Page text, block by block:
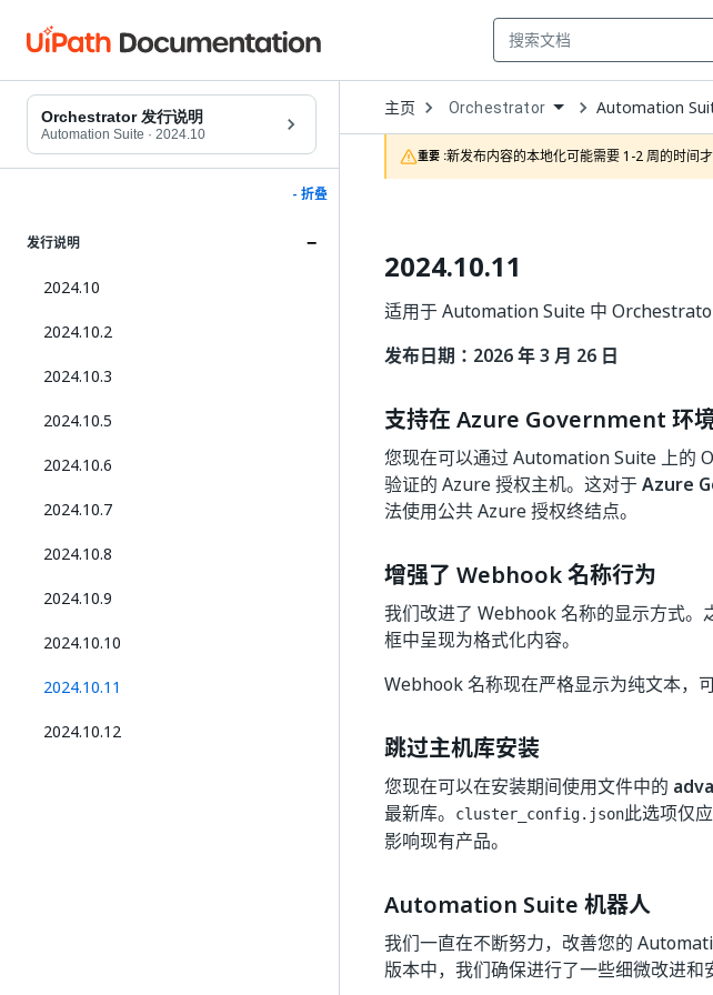
Orchestrator 发行说明
Automation Suite · 2024.10
- 折叠
发行说明
2024.10
2024.10.2
2024.10.3
2024.10.5
2024.10.6
2024.10.7
2024.10.8
2024.10.9
2024.10.10
2024.10.11
2024.10.12
主页 Open
Dropdown
to
choose
product
Orchestrator Automation
重要 :新发布内容的本地化可能需要 1-2 周的时间才
2024.10.11
适用于 Automation Suite 中
发布日期：2026 年 3 月 26 日
支持在 Azure Government 环
您现在可以通过 Automation Suite 上的
验证的 Azure 授权主机。这对于 Azure
法使用公共 Azure 授权终结点。
增强了 Webhook 名称行为
我们改进了 Webhook 名称的显示方式
框中呈现为格式化内容。
Webhook 名称现在严格显示为纯文本，
跳过主机库安装
您现在可以在安装期间使用文件中的
最新库。
cluster_config.json此选项仅
影响现有产品。
Automation Suite 机器人
我们一直在不断努力，改善您的
版本中，我们确保进行了一些细微改进和